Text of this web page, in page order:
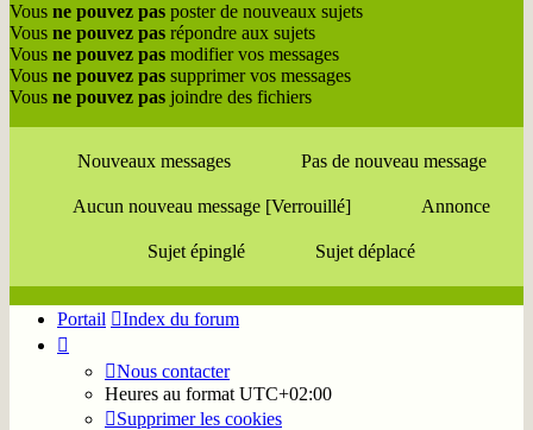
Vous ne pouvez pas poster de nouveaux sujets
Vous ne pouvez pas répondre aux sujets
Vous ne pouvez pas modifier vos messages
Vous ne pouvez pas supprimer vos messages
Vous ne pouvez pas joindre des fichiers
Nouveaux messages Pas de nouveau message
Aucun nouveau message [Verrouillé] Annonce
Sujet épinglé Sujet déplacé
Portail Index du forum
Nous contacter
Heures au format UTC+02:00
Supprimer les cookies